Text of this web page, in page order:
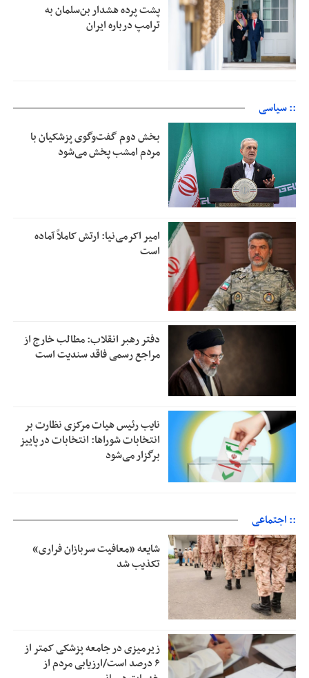
پشت پرده هشدار بن‌سلمان به
ترامپ درباره ایران
:: سیاسی
بخش دوم گفت‌وگوی پزشکیان با
مردم امشب پخش می‌شود
امیر اکرمی‌نیا: ارتش کاملاً آماده
است
دفتر رهبر انقلاب: مطالب خارج از
مراجع رسمی فاقد سندیت است
نایب رئیس هیات مرکزی نظارت بر
انتخابات شوراها: انتخابات در پاییز
برگزار می‌شود
:: اجتماعی
شایعه «معافیت سربازان فراری»
تکذیب شد
زیرمیزی در جامعه پزشکی کمتر از
۶ درصد است/ارزیابی مردم از